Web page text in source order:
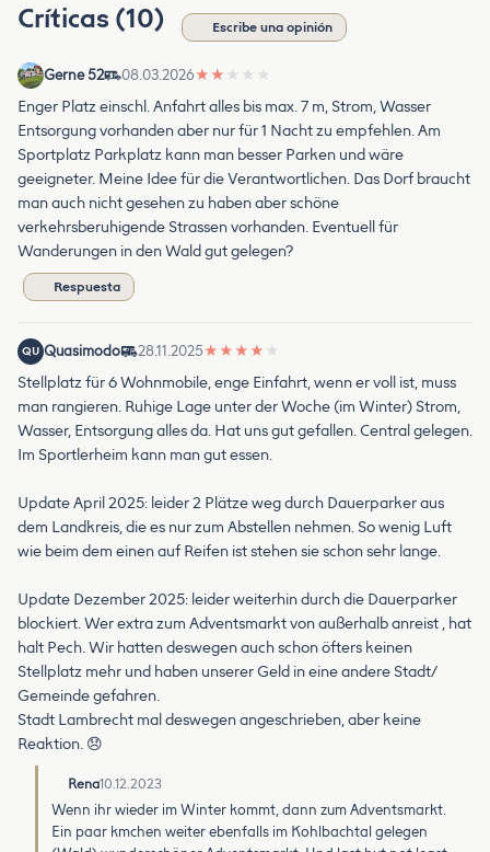
Críticas (10) Escribe una opinión
Gerne 52 08.03.2026★ ★ ★ ★ ★
Enger Platz einschl. Anfahrt alles bis max. 7 m, Strom, Wasser
Entsorgung vorhanden aber nur für 1 Nacht zu empfehlen. Am
Sportplatz Parkplatz kann man besser Parken und wäre
geeigneter. Meine Idee für die Verantwortlichen. Das Dorf braucht
man auch nicht gesehen zu haben aber schöne
verkehrsberuhigende Strassen vorhanden. Eventuell für
Wanderungen in den Wald gut gelegen?
Respuesta
QU Quasimodo 28.11.2025★ ★ ★ ★ ★
Stellplatz für 6 Wohnmobile, enge Einfahrt, wenn er voll ist, muss
man rangieren. Ruhige Lage unter der Woche (im Winter) Strom,
Wasser, Entsorgung alles da. Hat uns gut gefallen. Central gelegen.
Im Sportlerheim kann man gut essen.
Update April 2025: leider 2 Plätze weg durch Dauerparker aus
dem Landkreis, die es nur zum Abstellen nehmen. So wenig Luft
wie beim dem einen auf Reifen ist stehen sie schon sehr lange.
Update Dezember 2025: leider weiterhin durch die Dauerparker
blockiert. Wer extra zum Adventsmarkt von außerhalb anreist , hat
halt Pech. Wir hatten deswegen auch schon öfters keinen
Stellplatz mehr und haben unserer Geld in eine andere Stadt/
Gemeinde gefahren.
Stadt Lambrecht mal deswegen angeschrieben, aber keine
Reaktion. 😞
Rena10.12.2023
Wenn ihr wieder im Winter kommt, dann zum Adventsmarkt.
Ein paar kmchen weiter ebenfalls im Kohlbachtal gelegen